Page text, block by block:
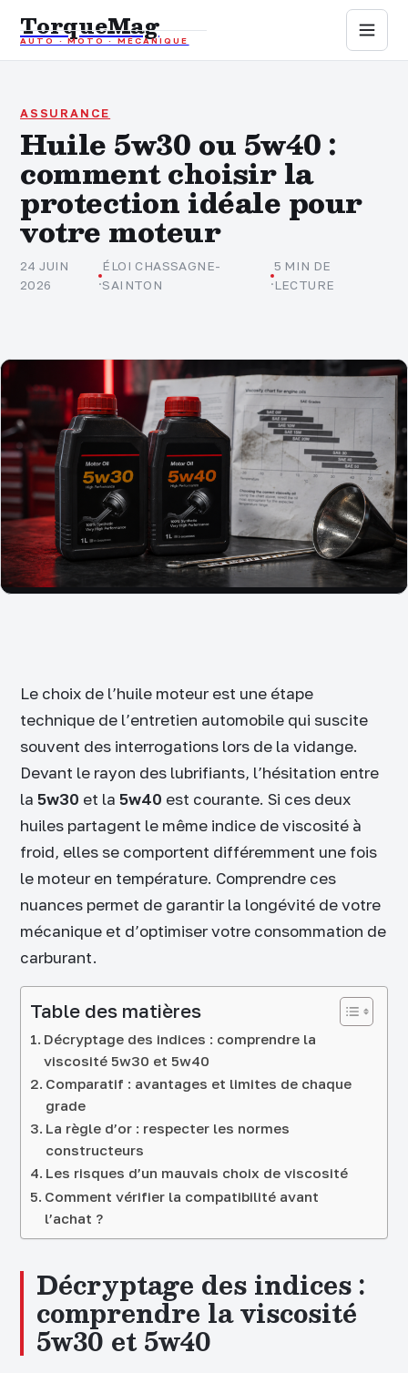
TorqueMag
AUTO · MOTO · MÉCANIQUE
Auto
Moto
Mécanique
Sports mécaniques
Assurance
ASSURANCE
Huile 5w30 ou 5w40 :
comment choisir la
protection idéale pour
votre moteur
24 JUIN
2026
·
ÉLOI CHASSAGNE-
SAINTON
·
5 MIN DE
LECTURE
Le choix de l’huile moteur est une étape
technique de l’entretien automobile qui suscite
souvent des interrogations lors de la vidange.
Devant le rayon des lubrifiants, l’hésitation entre
la 5w30 et la 5w40 est courante. Si ces deux
huiles partagent le même indice de viscosité à
froid, elles se comportent différemment une fois
le moteur en température. Comprendre ces
nuances permet de garantir la longévité de votre
mécanique et d’optimiser votre consommation de
carburant.
Table des matières
Décryptage des indices : comprendre la
viscosité 5w30 et 5w40
Comparatif : avantages et limites de chaque
grade
La règle d’or : respecter les normes
constructeurs
Les risques d’un mauvais choix de viscosité
Comment vérifier la compatibilité avant
l’achat ?
Décryptage des indices :
comprendre la viscosité
5w30 et 5w40